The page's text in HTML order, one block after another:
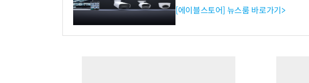
[에이블스토어] 뉴스룸 바로가기>